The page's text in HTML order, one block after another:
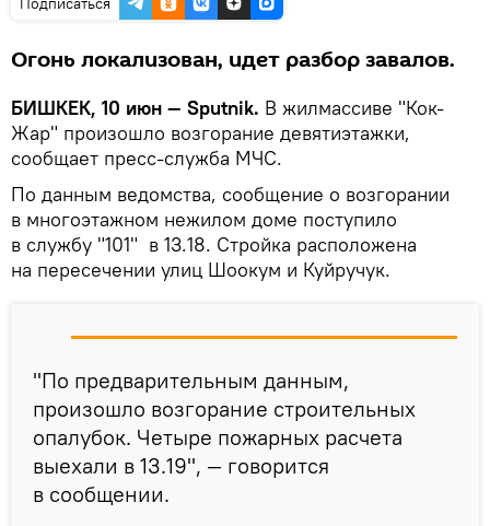
Огонь локализован, идет разбор завалов.
БИШКЕК, 10 июн — Sputnik. В жилмассиве "Кок-
Жар" произошло возгорание девятиэтажки,
сообщает пресс-служба МЧС.
По данным ведомства, сообщение о возгорании
в многоэтажном нежилом доме поступило
в службу "101" в 13.18. Стройка расположена
на пересечении улиц Шоокум и Куйручук.
"По предварительным данным,
произошло возгорание строительных
опалубок. Четыре пожарных расчета
выехали в 13.19", — говорится
в сообщении.